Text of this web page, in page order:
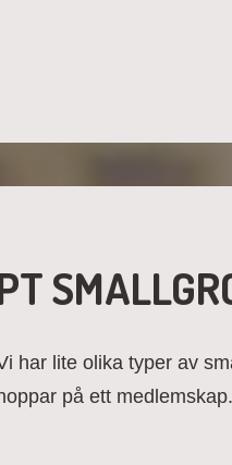
har lite olika typer av
på ett medlemskap.